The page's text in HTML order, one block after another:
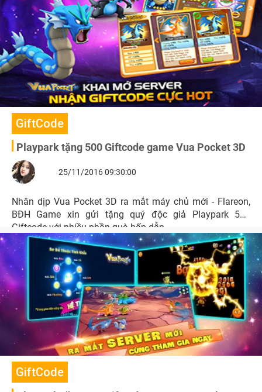
GiftCode
Playpark tặng 500 Giftcode game Vua Pocket 3D
25/11/2016 09:30:00
Nhân dịp Vua Pocket 3D ra mắt máy chủ mới - Flareon,
BĐH Game xin gửi tặng quý độc giả Playpark 500
Giftcode với nhiều phần quà hấp dẫn.
GiftCode